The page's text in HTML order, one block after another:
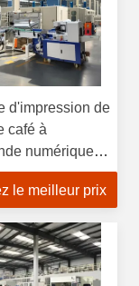
d'impression de
café à
numérique
tactile à
le meilleur prix